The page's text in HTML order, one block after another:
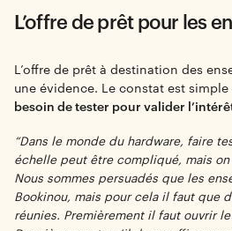
L’offre de prêt pour les
L’offre de prêt à destination des
une évidence. Le constat est simple
besoin de tester pour valider
“Dans le monde du hardware, faire
échelle peut être compliqué, mais
Nous sommes persuadés que les
Bookinou, mais pour cela il faut que
réunies. Premièrement il faut ouvrir